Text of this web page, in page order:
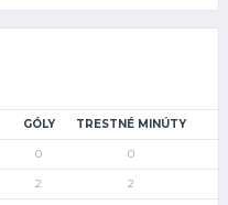
GÓLY TRESTNÉ MINÚTY
0 0
2 2